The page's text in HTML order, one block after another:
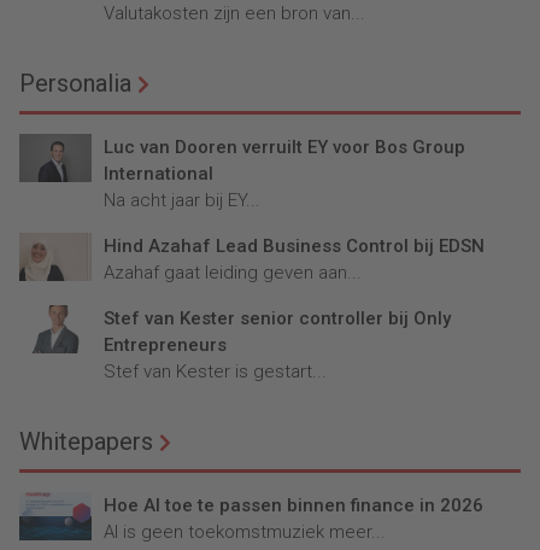
Valutakosten zijn een bron van...
Personalia
Luc van Dooren verruilt EY voor Bos Group
International
Na acht jaar bij EY...
Hind Azahaf Lead Business Control bij EDSN
Azahaf gaat leiding geven aan...
Stef van Kester senior controller bij Only
Entrepreneurs
Stef van Kester is gestart...
Whitepapers
Hoe AI toe te passen binnen finance in 2026
AI is geen toekomstmuziek meer...